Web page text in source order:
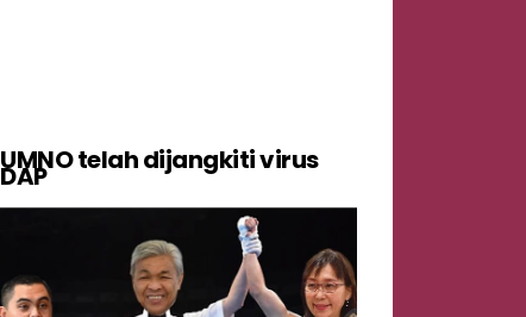
UMNO telah dijangkiti virus
DAP